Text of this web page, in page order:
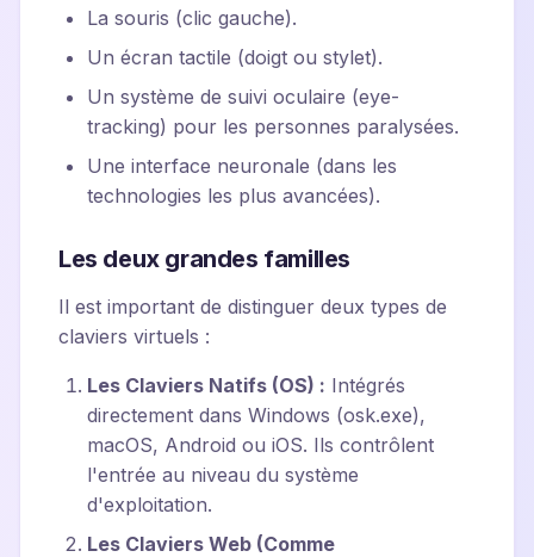
La souris (clic gauche).
Un écran tactile (doigt ou stylet).
Un système de suivi oculaire (eye-
tracking) pour les personnes paralysées.
Une interface neuronale (dans les
technologies les plus avancées).
Les deux grandes familles
Il est important de distinguer deux types de
claviers virtuels :
Les Claviers Natifs (OS) : Intégrés
directement dans Windows (osk.exe),
macOS, Android ou iOS. Ils contrôlent
l'entrée au niveau du système
d'exploitation.
Les Claviers Web (Comme